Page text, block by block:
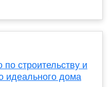
строительству и
идеального дома